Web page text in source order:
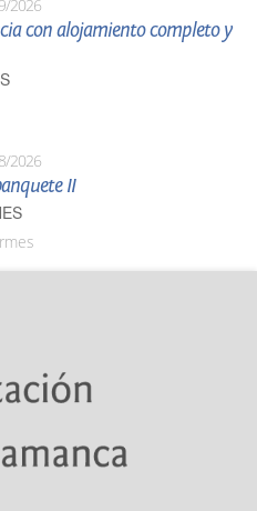
2026
con alojamiento completo y
2026
II